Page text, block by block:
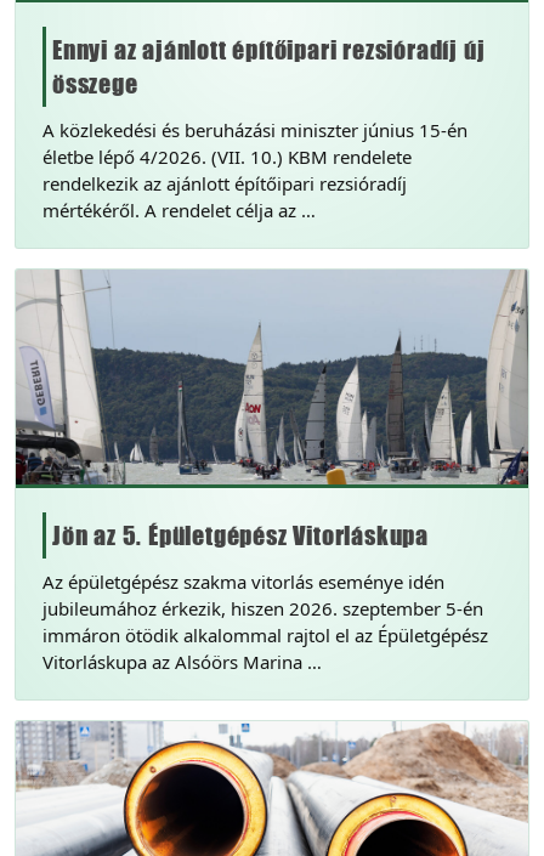
Ennyi az ajánlott építőipari rezsióradíj új
összege
A közlekedési és beruházási miniszter június 15-én
életbe lépő 4/2026. (VII. 10.) KBM rendelete
rendelkezik az ajánlott építőipari rezsióradíj
mértékéről. A rendelet célja az …
Jön az 5. Épületgépész Vitorláskupa
Az épületgépész szakma vitorlás eseménye idén
jubileumához érkezik, hiszen 2026. szeptember 5-én
immáron ötödik alkalommal rajtol el az Épületgépész
Vitorláskupa az Alsóörs Marina …